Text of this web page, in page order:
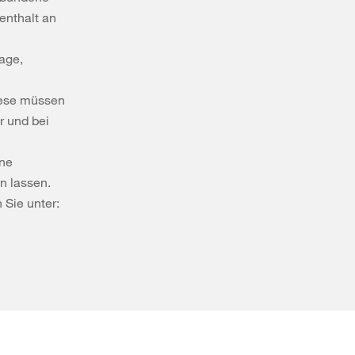
an
müssen
und bei
lassen.
Sie unter: